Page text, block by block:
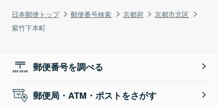
日本郵便トップ 郵便番号検索 京都府
京都市北区
紫竹下本町
郵便番号を調べる
郵便局・ATM・ポストをさがす